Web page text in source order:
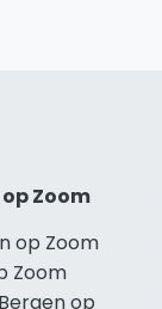
Zoom
op Zoom
Zoom
op